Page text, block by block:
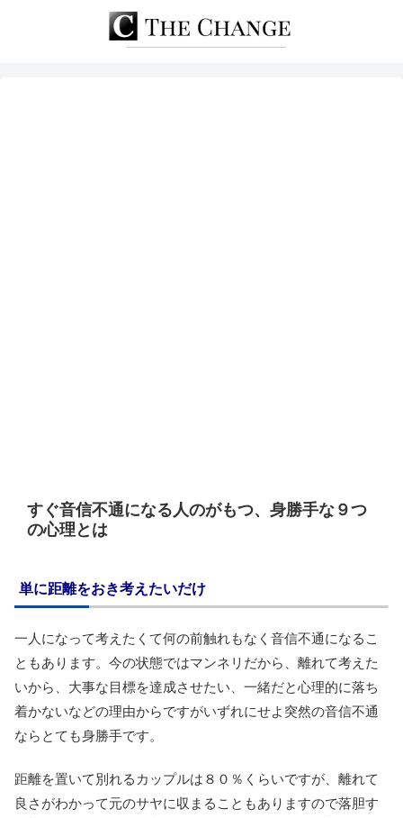
すぐ音信不通になる人のがもつ、身勝手な９つ
の心理とは
単に距離をおき考えたいだけ
一人になって考えたくて何の前触れもなく音信不通になるこ
ともあります。今の状態ではマンネリだから、離れて考えた
いから、大事な目標を達成させたい、一緒だと心理的に落ち
着かないなどの理由からですがいずれにせよ突然の音信不通
ならとても身勝手です。
距離を置いて別れるカップルは８０％くらいですが、離れて
良さがわかって元のサヤに収まることもありますので落胆す